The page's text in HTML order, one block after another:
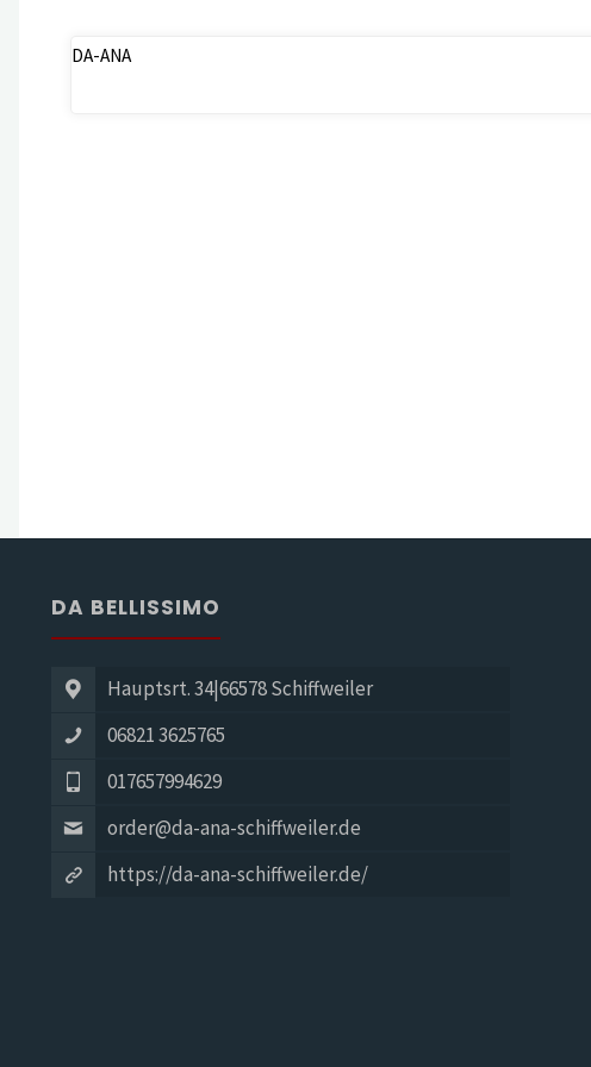
DA-ANA
DA BELLISSIMO
Hauptsrt. 34|66578 Schiffweiler
06821 3625765
017657994629
order@da-ana-schiffweiler.de
https://da-ana-schiffweiler.de/